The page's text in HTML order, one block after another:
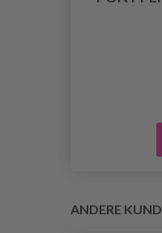
ANDERE